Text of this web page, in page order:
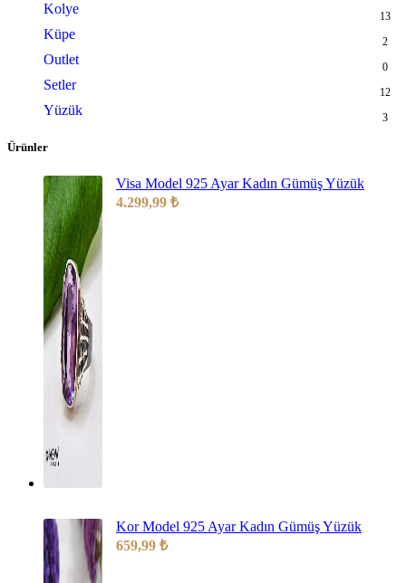
Kolye 13
Küpe 2
Outlet 0
Setler 12
Yüzük 3
Ürünler
Visa Model 925 Ayar Kadın Gümüş Yüzük
4.299,99 ₺
Kor Model 925 Ayar Kadın Gümüş Yüzük
659,99 ₺